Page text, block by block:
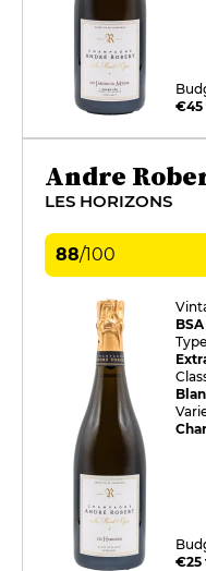
€45
Andre
LES HORIZONS
88/100
BSA
€25